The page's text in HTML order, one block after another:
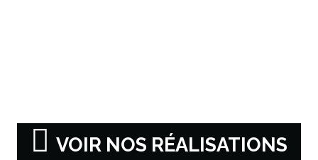
VOIR NOS RÉALISATIONS